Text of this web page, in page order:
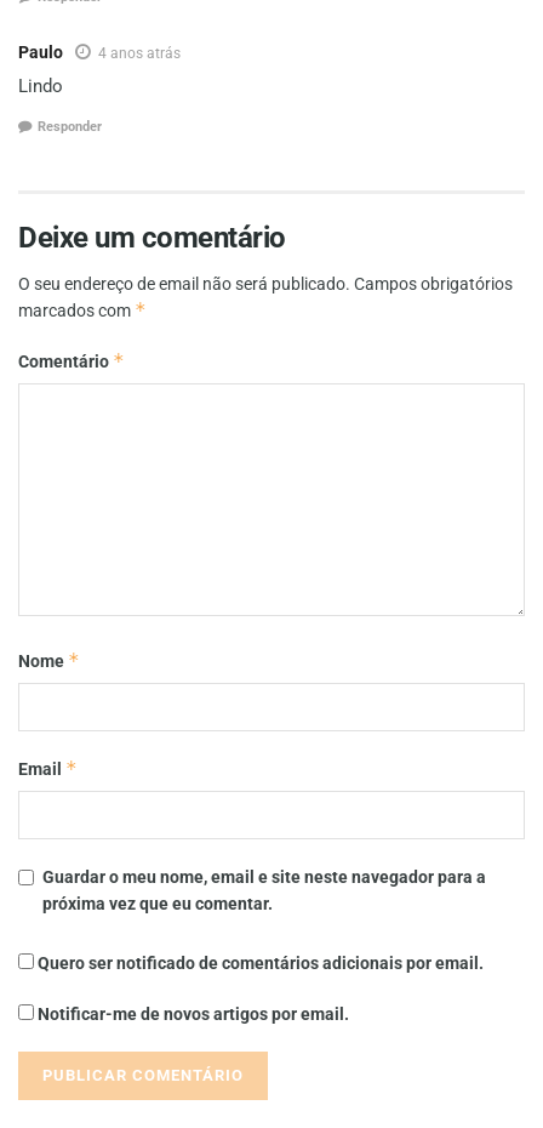
Paulo 4 anos atrás
Lindo
Responder
Deixe um comentário
O seu endereço de email não será publicado. Campos obrigatórios
marcados com *
Comentário *
Nome *
Email *
Guardar o meu nome, email e site neste navegador para a
próxima vez que eu comentar.
Quero ser notificado de comentários adicionais por email.
Notificar-me de novos artigos por email.